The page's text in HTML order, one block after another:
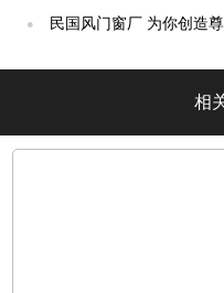
光】
●
民国风门窗厂 为你创造尊贵别致的空间【冠
相